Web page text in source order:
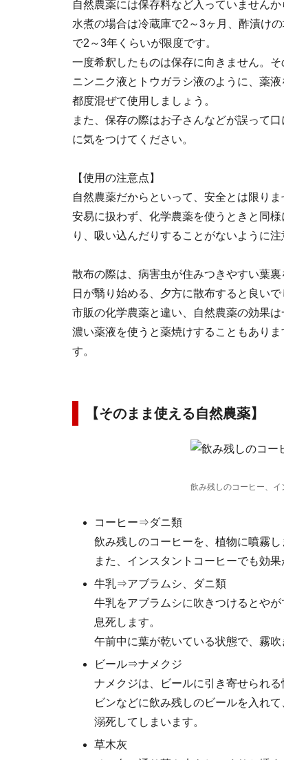
自然農薬には保存料など入っていません
水煮の場合は冷蔵庫で2～3ヶ月、酢漬け
で2～3年くらいが限度です。
一度希釈したものは保存に向きません。
ニンニク液とトウガラシ液のように、薬
都度混ぜて使用しましょう。
また、保存の際はお子さんなどが誤って
に気をつけてください。
【使用の注意点】
自然農薬だからといって、安全とは限りま
安易に扱わず、化学農薬を使うときと同
り、吸い込んだりすることがないように注
散布の際は、病害虫が住みつきやすい葉
日が翳り始める、夕方に散布すると良いで
市販の化学農薬と違い、自然農薬の効果は
濃い薬液を使うと薬焼けすることもあり
す。
【そのまま使える自然農薬】
飲み残しのコーヒー、
コーヒー⇒ダニ類
飲み残しのコーヒーを、植物に噴霧
また、インスタントコーヒーでも効果
牛乳⇒アブラムシ、ダニ類
牛乳をアブラムシに吹きつけるとや
息死します。
午前中に葉が乾いている状態で、霧
ビール⇒ナメクジ
ナメクジは、ビールに引き寄せられる
ビンなどに飲み残しのビールを入れ
溺死してしまいます。
草木灰